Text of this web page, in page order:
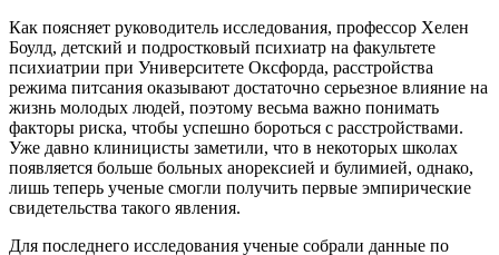
Как поясняет руководитель исследования, профессор Хелен
Боулд, детский и подростковый психиатр на факультете
психиатрии при Университете Оксфорда, расстройства
режима питсания оказывают достаточно серьезное влияние на
жизнь молодых людей, поэтому весьма важно понимать
факторы риска, чтобы успешно бороться с расстройствами.
Уже давно клиницисты заметили, что в некоторых школах
появляется больше больных анорексией и булимией, однако,
лишь теперь ученые смогли получить первые эмпирические
свидетельства такого явления.
Для последнего исследования ученые собрали данные по